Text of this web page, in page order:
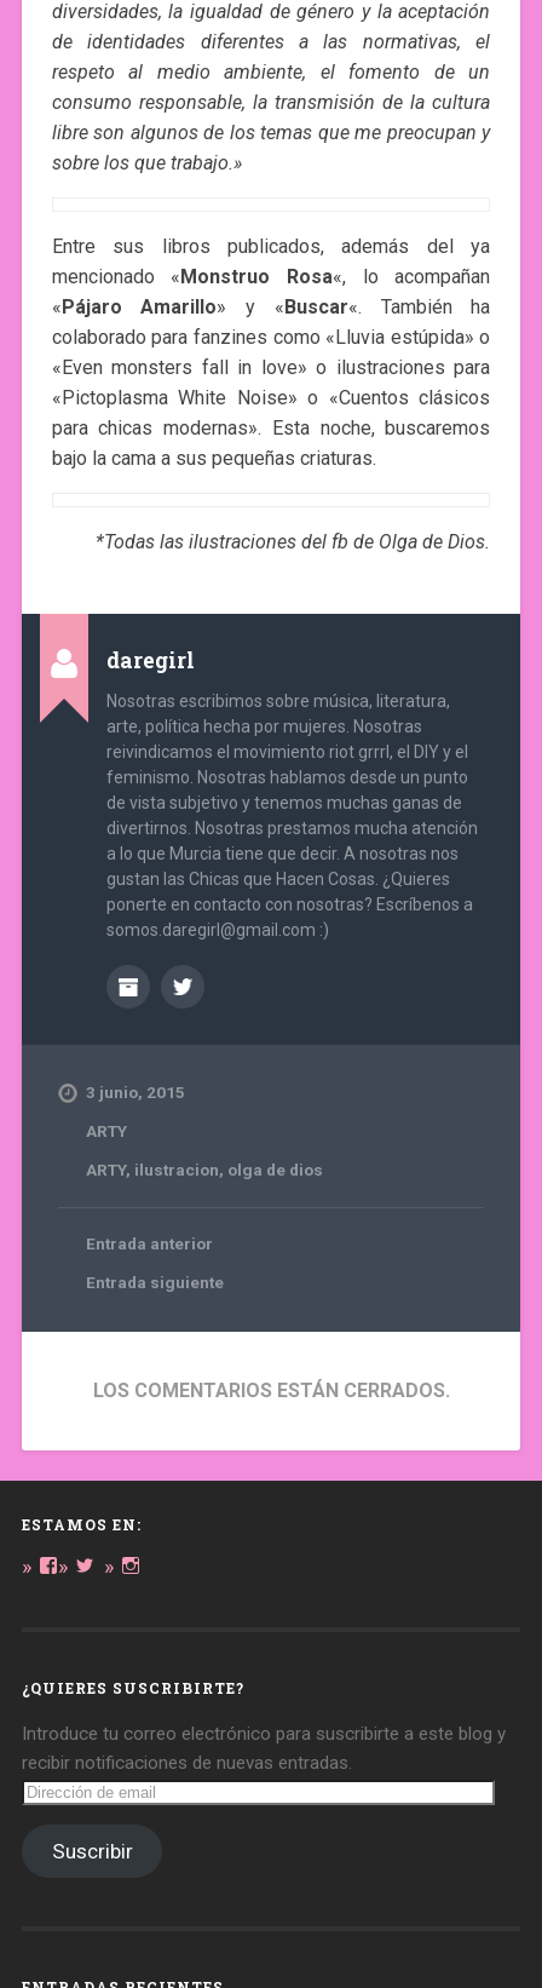
diversidades, la igualdad de género y la aceptación
de identidades diferentes a las normativas, el
respeto al medio ambiente, el fomento de un
consumo responsable, la transmisión de la cultura
libre son algunos de los temas que me preocupan y
sobre los que trabajo.»
Entre sus libros publicados, además del ya
mencionado «Monstruo Rosa«, lo acompañan
«Pájaro Amarillo» y «Buscar«. También ha
colaborado para fanzines como «Lluvia estúpida» o
«Even monsters fall in love» o ilustraciones para
«Pictoplasma White Noise» o «Cuentos clásicos
para chicas modernas». Esta noche, buscaremos
bajo la cama a sus pequeñas criaturas.
*Todas las ilustraciones del fb de Olga de Dios.
daregirl
Nosotras escribimos sobre música, literatura,
arte, política hecha por mujeres. Nosotras
reivindicamos el movimiento riot grrrl, el DIY y el
feminismo. Nosotras hablamos desde un punto
de vista subjetivo y tenemos muchas ganas de
divertirnos. Nosotras prestamos mucha atención
a lo que Murcia tiene que decir. A nosotras nos
gustan las Chicas que Hacen Cosas. ¿Quieres
ponerte en contacto con nosotras? Escríbenos a
somos.daregirl@gmail.com :)
3 junio, 2015
ARTY
ARTY, ilustracion, olga de dios
Entrada anterior
Entrada siguiente
LOS COMENTARIOS ESTÁN CERRADOS.
ESTAMOS EN:
Ver Ver
Ver
¿QUIERES SUSCRIBIRTE?
Introduce tu correo electrónico para suscribirte a este blog y
recibir notificaciones de nuevas entradas.
Dirección
de
Suscribir